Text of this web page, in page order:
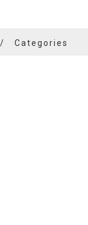
Categories